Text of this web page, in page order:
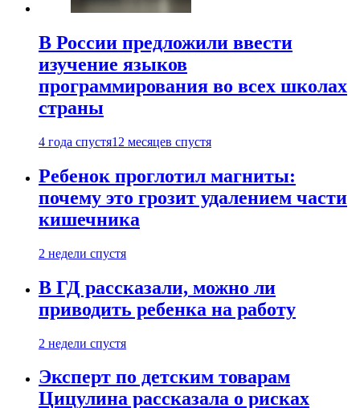
В России предложили ввести
изучение языков
программирования во всех школах
страны
4 года спустя12 месяцев спустя
Ребенок проглотил магниты:
почему это грозит удалением части
кишечника
2 недели спустя
В ГД рассказали, можно ли
приводить ребенка на работу
2 недели спустя
Эксперт по детским товарам
Цицулина рассказала о рисках